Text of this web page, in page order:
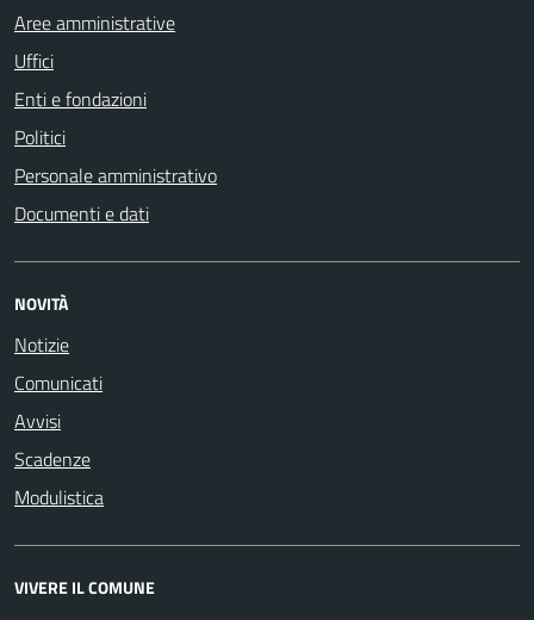
Aree amministrative
Uffici
Enti e fondazioni
Politici
Personale amministrativo
Documenti e dati
NOVITÀ
Notizie
Comunicati
Avvisi
Scadenze
Modulistica
VIVERE IL COMUNE